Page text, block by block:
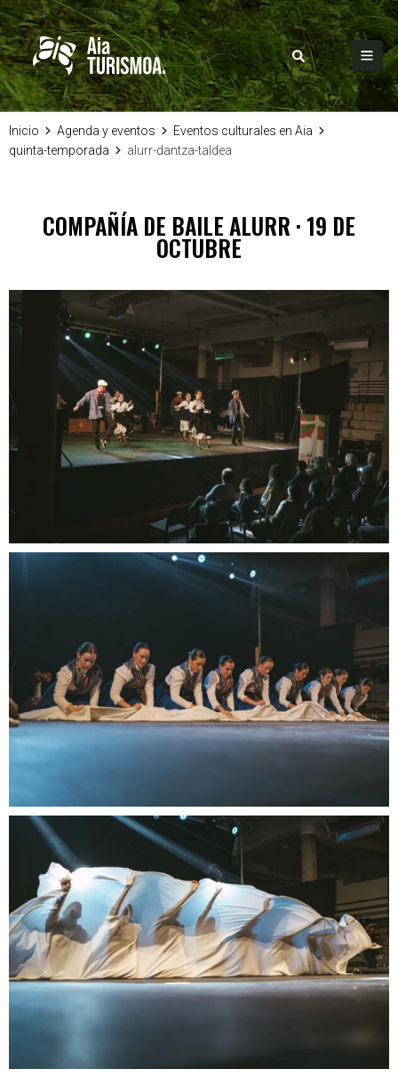
Inicio Agenda y eventos
Eventos culturales en Aia
quinta-temporada
alurr-dantza-taldea
COMPAÑÍA DE BAILE ALURR · 19 DE
OCTUBRE